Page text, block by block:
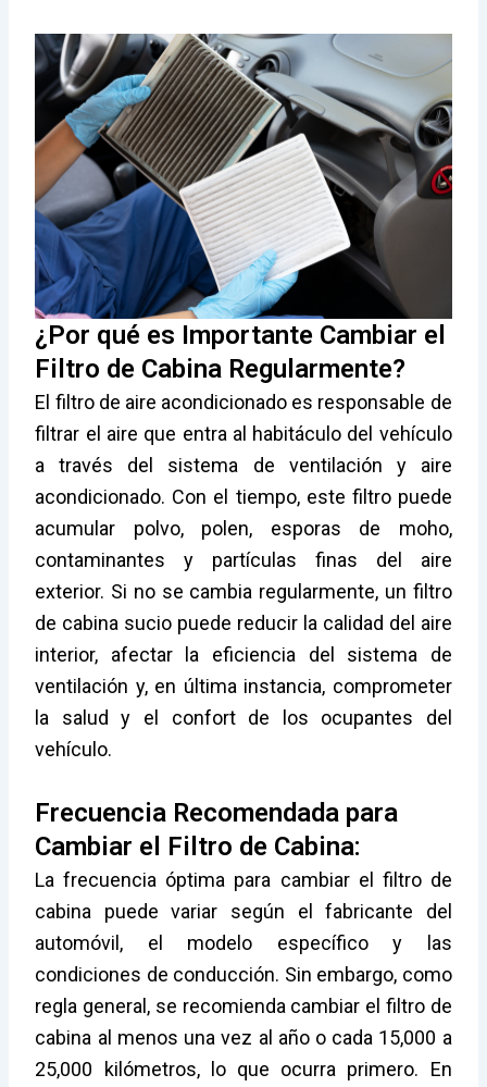
¿Por qué es Importante Cambiar el
Filtro de Cabina Regularmente?
El filtro de aire acondicionado es responsable de
filtrar el aire que entra al habitáculo del vehículo
a través del sistema de ventilación y aire
acondicionado. Con el tiempo, este filtro puede
acumular polvo, polen, esporas de moho,
contaminantes y partículas finas del aire
exterior. Si no se cambia regularmente, un filtro
de cabina sucio puede reducir la calidad del aire
interior, afectar la eficiencia del sistema de
ventilación y, en última instancia, comprometer
la salud y el confort de los ocupantes del
vehículo.
Frecuencia Recomendada para
Cambiar el Filtro de Cabina:
La frecuencia óptima para cambiar el filtro de
cabina puede variar según el fabricante del
automóvil, el modelo específico y las
condiciones de conducción. Sin embargo, como
regla general, se recomienda cambiar el filtro de
cabina al menos una vez al año o cada 15,000 a
25,000 kilómetros, lo que ocurra primero. En